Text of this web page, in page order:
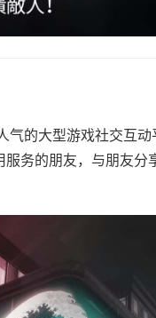
气的大型游戏社交互
务的朋友，与朋友分